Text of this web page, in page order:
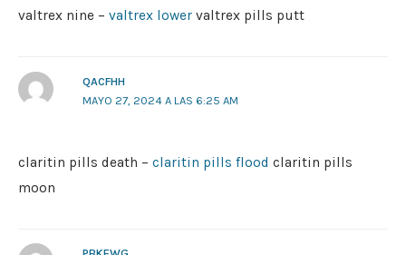
valtrex nine – valtrex lower valtrex pills putt
QACFHH
MAYO 27, 2024 A LAS 6:25 AM
claritin pills death – claritin pills flood claritin pills
moon